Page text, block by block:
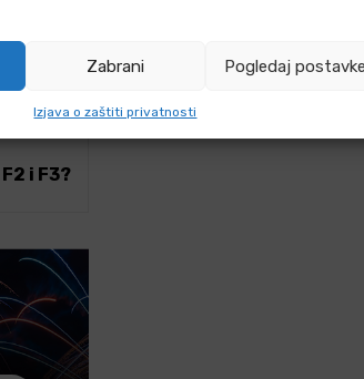
Zabrani Pogledaj
Izjava o zaštiti privatnosti
i F3?